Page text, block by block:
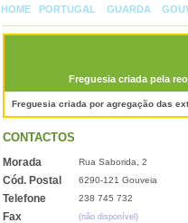
HOME PORTUGAL GUARDA
Freguesia criada pela
Freguesia criada por agregação das
CONTACTOS
Morada Rua Saborida, 2
Cód. Postal 6290-121 Gouveia
Telefone 238 745 732
Fax (não disponível)